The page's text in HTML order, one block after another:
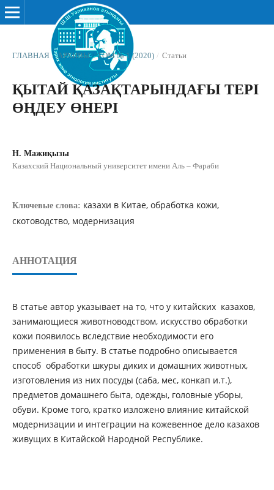
ГЛАВНАЯ / АРХИВЫ / ТОМ № 1 (2020) / Статьи
ҚЫТАЙ ҚАЗАҚТАРЫНДАҒЫ ТЕРІ
ӨҢДЕУ ӨНЕРІ
Н. Мажиқызы
Казахский Национальный университет имени Аль – Фараби
Ключевые слова: казахи в Китае, обработка кожи,
скотоводство, модернизация
АННОТАЦИЯ
В статье автор указывает на то, что у китайских казахов,
занимающиеся животноводством, искусство обработки
кожи появилось вследствие необходимости его
применения в быту. В статье подробно описывается
способ обработки шкуры диких и домашних животных,
изготовления из них посуды (саба, мес, конкап и.т.),
предметов домашнего быта, одежды, головные уборы,
обуви. Кроме того, кратко изложено влияние китайской
модернизации и интеграции на кожевенное дело казахов
живущих в Китайской Народной Республике.